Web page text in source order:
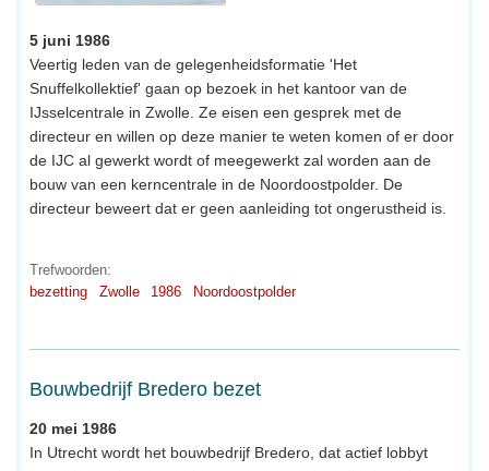
5 juni 1986
Veertig leden van de gelegenheidsformatie 'Het
Snuffelkollektief' gaan op bezoek in het kantoor van de
IJsselcentrale in Zwolle. Ze eisen een gesprek met de
directeur en willen op deze manier te weten komen of er door
de IJC al gewerkt wordt of meegewerkt zal worden aan de
bouw van een kerncentrale in de Noordoostpolder. De
directeur beweert dat er geen aanleiding tot ongerustheid is.
Trefwoorden:
bezetting
Zwolle 1986 Noordoostpolder
Bouwbedrijf Bredero bezet
20 mei 1986
In Utrecht wordt het bouwbedrijf Bredero, dat actief lobbyt